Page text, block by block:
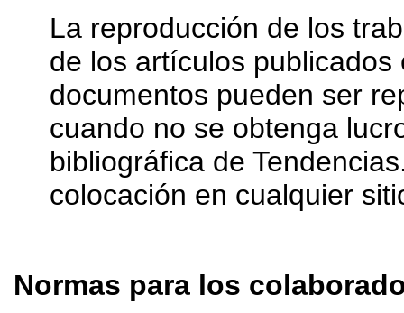
La reproducción de los
de los artículos
documentos pueden ser
cuando no se obtenga
bibliográfica de
colocación en cualquier
Normas para los